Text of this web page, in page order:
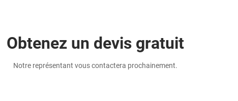
Obtenez un devis gratuit
Notre représentant vous contactera prochainement.